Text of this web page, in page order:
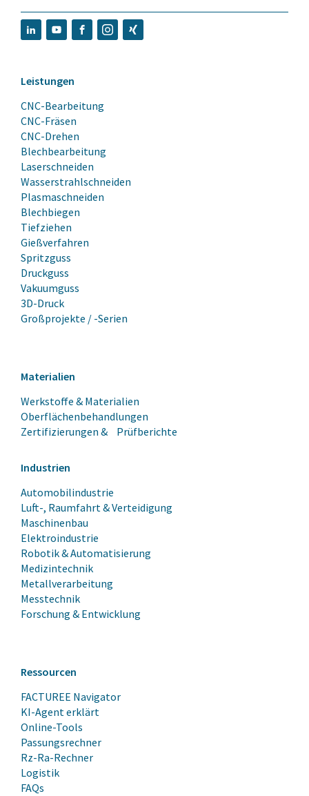
Leistungen
CNC-Bearbeitung
CNC-Fräsen
CNC-Drehen
Blechbearbeitung
Laserschneiden
Wasserstrahlschneiden
Plasmaschneiden
Blechbiegen
Tiefziehen
Gießverfahren
Spritzguss
Druckguss
Vakuumguss
3D-Druck
Großprojekte / -Serien
Materialien
Werkstoffe & Materialien
Oberflächenbehandlungen
Zertifizierungen & Prüfberichte
Industrien
Automobilindustrie
Luft-, Raumfahrt & Verteidigung
Maschinenbau
Elektroindustrie
Robotik & Automatisierung
Medizintechnik
Metallverarbeitung
Messtechnik
Forschung & Entwicklung
Ressourcen
FACTUREE Navigator
KI-Agent erklärt
Online-Tools
Passungsrechner
Rz-Ra-Rechner
Logistik
FAQs